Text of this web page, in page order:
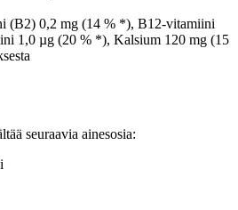
(B2) 0,2 mg (14 % *), B12-vitamiini
1,0 µg (20 % *), Kalsium 120 mg (15
seuraavia ainesosia: